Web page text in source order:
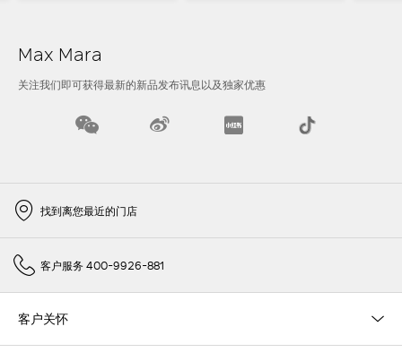
Max Mara
关注我们即可获得最新的新品发布讯息以及独家优惠
找到离您最近的门店
客户服务 400-9926-881
客户关怀